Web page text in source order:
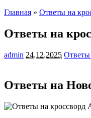
Главная » Ответы на
Ответы на
admin 24.12.2025
Ответы на